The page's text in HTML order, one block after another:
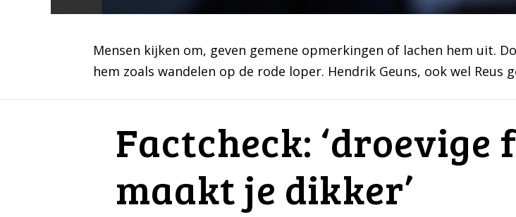
Mensen kijken om, geven gemene opmerkingen of lachen hem uit.
hem zoals wandelen op de rode loper. Hendrik Geuns, ook wel
Factcheck:
maakt je dikker’